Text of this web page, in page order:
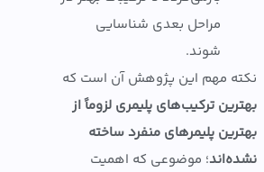
مراحل بعدی شناسایی
شوند.
مهم این پژوهش آن است که
ترکیب‌های پلیمری لزوماً از
پلیمرهای منفرد ساخته
؛ موضوعی که اهمیت